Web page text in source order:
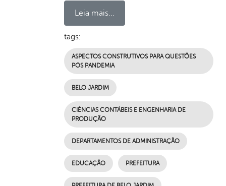
Leia mais...
tags:
ASPECTOS CONSTRUTIVOS PARA QUESTÕES
PÓS PANDEMIA
BELO JARDIM
CIÊNCIAS CONTÁBEIS E ENGENHARIA DE
PRODUÇÃO
DEPARTAMENTOS DE ADMINISTRAÇÃO
EDUCAÇÃO PREFEITURA